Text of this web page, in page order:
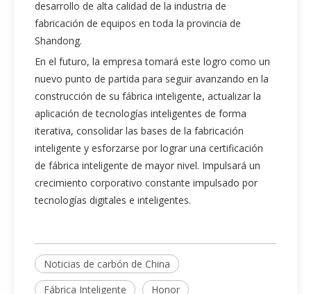
desarrollo de alta calidad de la industria de
fabricación de equipos en toda la provincia de
Shandong.
En el futuro, la empresa tomará este logro como un
nuevo punto de partida para seguir avanzando en la
construcción de su fábrica inteligente, actualizar la
aplicación de tecnologías inteligentes de forma
iterativa, consolidar las bases de la fabricación
inteligente y esforzarse por lograr una certificación
de fábrica inteligente de mayor nivel. Impulsará un
crecimiento corporativo constante impulsado por
tecnologías digitales e inteligentes.
Noticias de carbón de China
Fábrica Inteligente
Honor